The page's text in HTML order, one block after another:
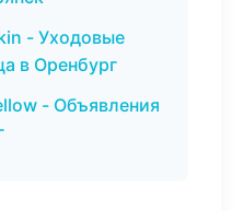
- Уходовые
в Оренбург
- Объявления